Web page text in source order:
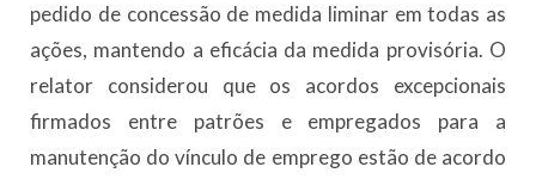
pedido de concessão de medida liminar em todas as
ações, mantendo a eficácia da medida provisória. O
relator considerou que os acordos excepcionais
firmados entre patrões e empregados para a
manutenção do vínculo de emprego estão de acordo